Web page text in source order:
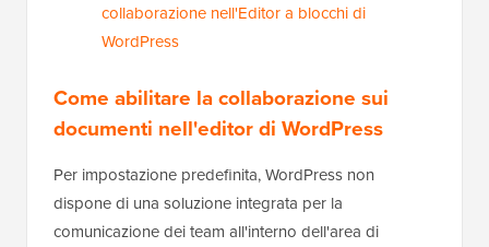
collaborazione nell'Editor a blocchi di
WordPress
Come abilitare la collaborazione sui
documenti nell'editor di WordPress
Per impostazione predefinita, WordPress non
dispone di una soluzione integrata per la
comunicazione dei team all'interno dell'area di